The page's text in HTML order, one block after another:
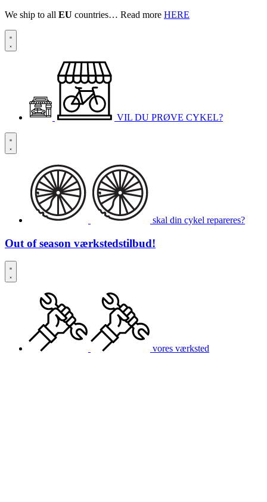
We ship to all EU countries… Read more HERE
VIL DU PRØVE CYKEL?
skal din cykel repareres?
Out of season værkstedstilbud!
vores værksted